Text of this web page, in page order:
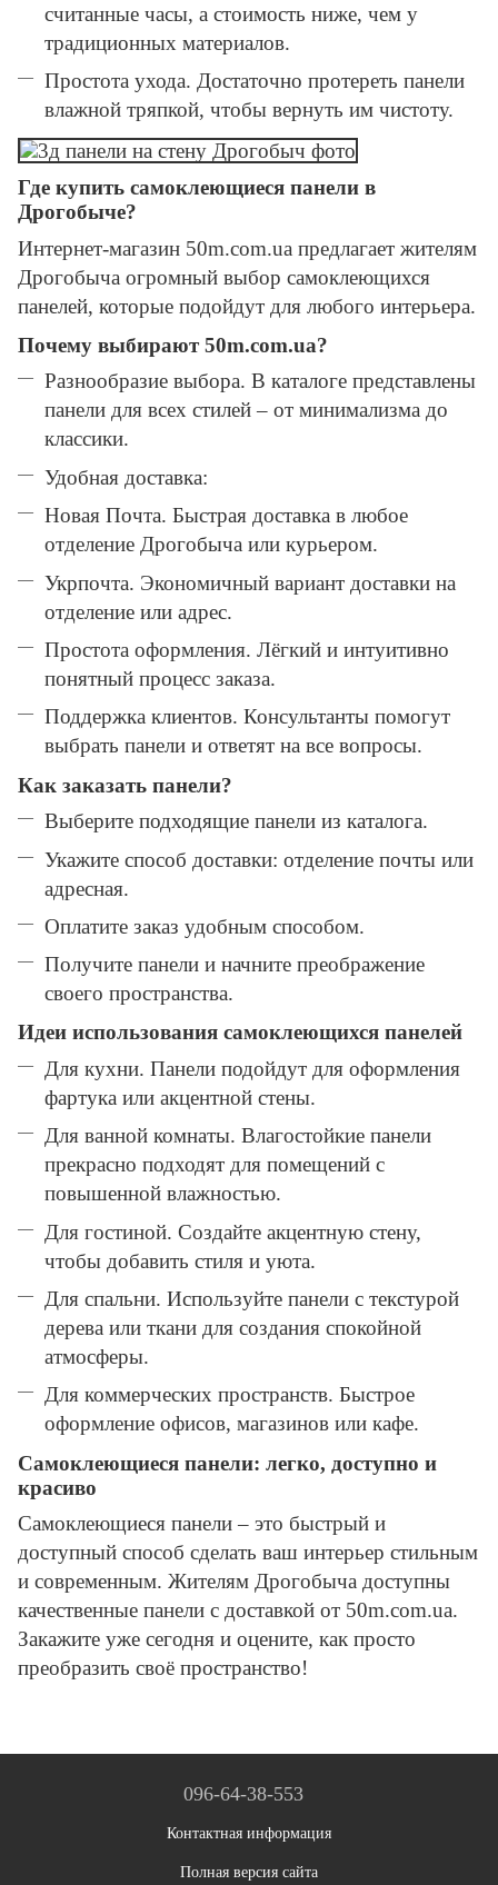
считанные часы, а стоимость ниже, чем у
традиционных материалов.
Простота ухода. Достаточно протереть панели
влажной тряпкой, чтобы вернуть им чистоту.
Где купить самоклеющиеся панели в
Дрогобыче?
Интернет-магазин 50m.com.ua предлагает жителям
Дрогобыча огромный выбор самоклеющихся
панелей, которые подойдут для любого интерьера.
Почему выбирают 50m.com.ua?
Разнообразие выбора. В каталоге представлены
панели для всех стилей – от минимализма до
классики.
Удобная доставка:
Новая Почта. Быстрая доставка в любое
отделение Дрогобыча или курьером.
Укрпочта. Экономичный вариант доставки на
отделение или адрес.
Простота оформления. Лёгкий и интуитивно
понятный процесс заказа.
Поддержка клиентов. Консультанты помогут
выбрать панели и ответят на все вопросы.
Как заказать панели?
Выберите подходящие панели из каталога.
Укажите способ доставки: отделение почты или
адресная.
Оплатите заказ удобным способом.
Получите панели и начните преображение
своего пространства.
Идеи использования самоклеющихся панелей
Для кухни. Панели подойдут для оформления
фартука или акцентной стены.
Для ванной комнаты. Влагостойкие панели
прекрасно подходят для помещений с
повышенной влажностью.
Для гостиной. Создайте акцентную стену,
чтобы добавить стиля и уюта.
Для спальни. Используйте панели с текстурой
дерева или ткани для создания спокойной
атмосферы.
Для коммерческих пространств. Быстрое
оформление офисов, магазинов или кафе.
Самоклеющиеся панели: легко, доступно и
красиво
Самоклеющиеся панели – это быстрый и
доступный способ сделать ваш интерьер стильным
и современным. Жителям Дрогобыча доступны
качественные панели с доставкой от 50m.com.ua.
Закажите уже сегодня и оцените, как просто
преобразить своё пространство!
096-64-38-553
Контактная информация
Полная версия сайта